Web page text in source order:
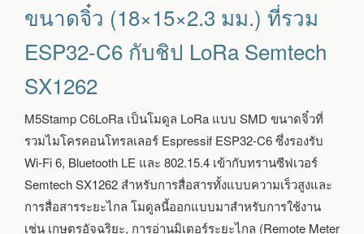
โมดูล
ขนาด
จิ๋ว
รวม
ESP32-
C6
ชิป
LORA
ขนาดจิ๋ว (18×15×2.3 มม.) ที่รวม
ESP32-C6 กับชิป LoRa Semtech
SX1262
M5Stamp C6LoRa เป็นโมดูล LoRa แบบ SMD ขนาดจิ๋วที่
รวมไมโครคอนโทรลเลอร์ Espressif ESP32-C6 ซึ่งรองรับ
Wi-Fi 6, Bluetooth LE และ 802.15.4 เข้ากับทรานซีฟเวอร์
Semtech SX1262 สำหรับการสื่อสารทั้งแบบความเร็วสูงและ
การสื่อสารระยะไกล โมดูลนี้ออกแบบมาสำหรับการใช้งาน
เช่น เกษตรอัจฉริยะ, การอ่านมิเตอร์ระยะไกล (Remote Meter